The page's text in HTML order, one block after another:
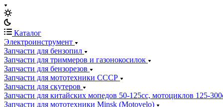
Каталог
Электроинструмент
Запчасти для бензопил
Запчасти для триммеров и газонокосилок
Запчасти для бензорезов
Запчасти для мототехники СССР
Запчасти для скутеров
Запчасти для китайских мопедов 50-125сс, мотоциклов 125-
Запчасти для мототехники Minsk (Motovelo)